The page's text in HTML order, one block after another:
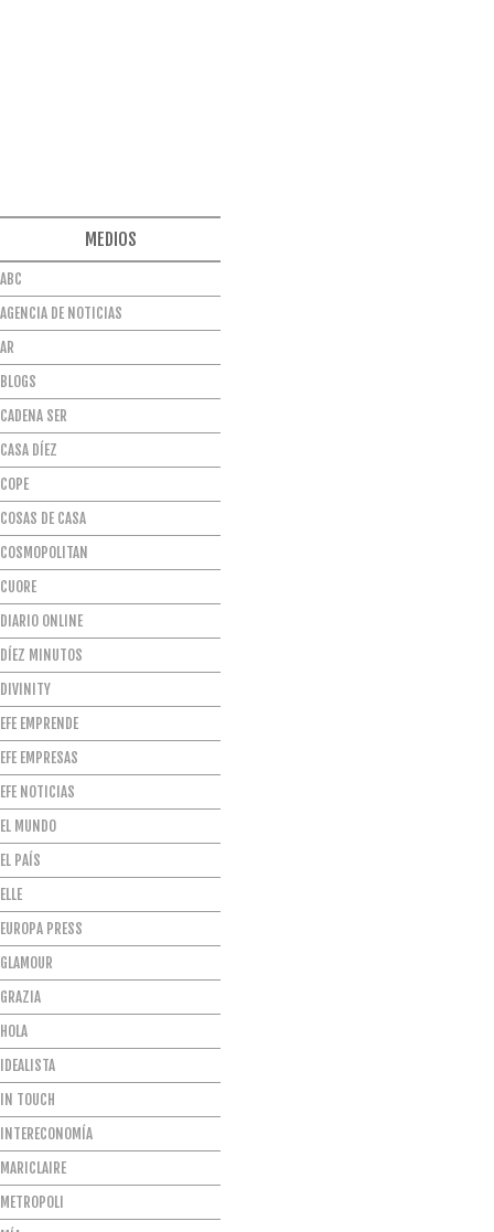
MEDIOS
ABC
AGENCIA DE NOTICIAS
AR
BLOGS
CADENA SER
CASA DÍEZ
COPE
COSAS DE CASA
COSMOPOLITAN
CUORE
DIARIO ONLINE
DÍEZ MINUTOS
DIVINITY
EFE EMPRENDE
EFE EMPRESAS
EFE NOTICIAS
EL MUNDO
EL PAÍS
ELLE
EUROPA PRESS
GLAMOUR
GRAZIA
HOLA
IDEALISTA
IN TOUCH
INTERECONOMÍA
MARICLAIRE
METROPOLI